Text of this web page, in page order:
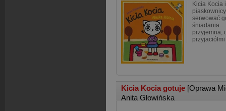
Kicia Kocia
serwować
śniadania…
przyjemna,
Kicia Kocia gotuje [Oprawa
Anita Głowińska